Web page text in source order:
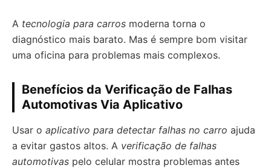
A tecnologia para carros moderna torna o
diagnóstico mais barato. Mas é sempre bom visitar
uma oficina para problemas mais complexos.
Benefícios da Verificação de Falhas
Automotivas Via Aplicativo
Usar o aplicativo para detectar falhas no carro ajuda
a evitar gastos altos. A verificação de falhas
automotivas pelo celular mostra problemas antes